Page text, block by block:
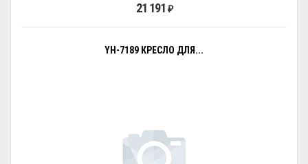
21 191 ₽
YH-7189 КРЕСЛО ДЛЯ...